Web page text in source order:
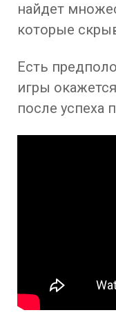
найдет
которые
Есть
игры
после успеха